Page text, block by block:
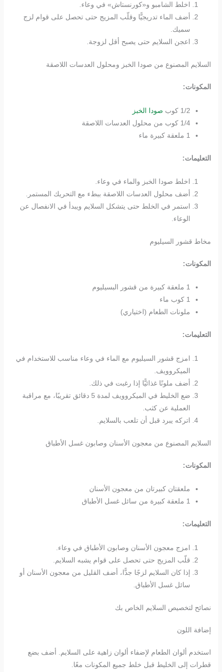
اخلط الشامبو و«كورنستاش» في وعاء.
أضف الماء تدريجيًّا وقلّب المزيج حتى تحصل على قوام لزج
سميك.
اعجن السلايم حتى يصبح أقل لزوجة.
السلايم المصنوع من صودا الخبز ومحلول العدسات اللاصقة
المكونات:
1/2 كوب
صودا الخبز
1/4 كوب من محلول العدسات اللاصقة
1 ملعقة كبيرة ماء
التعليمات:
اخلط صودا الخبز والماء في وعاء.
أضف محلول العدسات اللاصقة ببطء مع التحريك المستمر.
استمر في الخلط حتى يتشكل السلايم ويبدأ في الانفصال عن
الوعاء.
مخاط قشور السيليوم
المكونات:
1 ملعقة كبيرة من قشور البسيليوم
1 كوب ماء
ملونات الطعام (اختياري)
التعليمات:
امزج قشور السيليوم مع الماء في وعاء مناسب للاستخدام في
الميكروويف.
أضف ملونًا غذائيًّا إذا رغبت في ذلك.
ضع الخليط في الميكروويف لمدة 5 دقائق تقريبًا، مع مراقبة
العملية عن كثب.
اتركه يبرد قبل أن تلعب بالسلايم.
السلايم المصنوع من معجون الأسنان وصابون غسل الأطباق
المكونات:
ملعقتان كبيرتان من معجون الأسنان
1 ملعقة كبيرة من سائل غسل الأطباق
التعليمات:
امزج معجون الأسنان وصابون الأطباق في وعاء.
قلّب المزيج حتى تحصل على قوام يشبه السلايم.
إذا كان السلايم لزجًا جدًّا، أضف القليل من معجون الأسنان أو
سائل غسل الأطباق.
نصائح لتخصيص السلايم الخاص بك
إضافة اللون
استخدم ألوان الطعام لإضفاء ألوان زاهية على السلايم. أضف بضع
قطرات إلى الخليط قبل خلط جميع المكونات معًا.